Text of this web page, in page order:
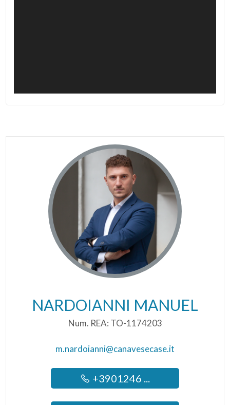
NARDOIANNI MANUEL
Num. REA: TO-1174203
m.nardoianni@canavesecase.it
+3901246 ...